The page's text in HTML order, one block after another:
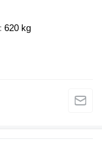
620 kg